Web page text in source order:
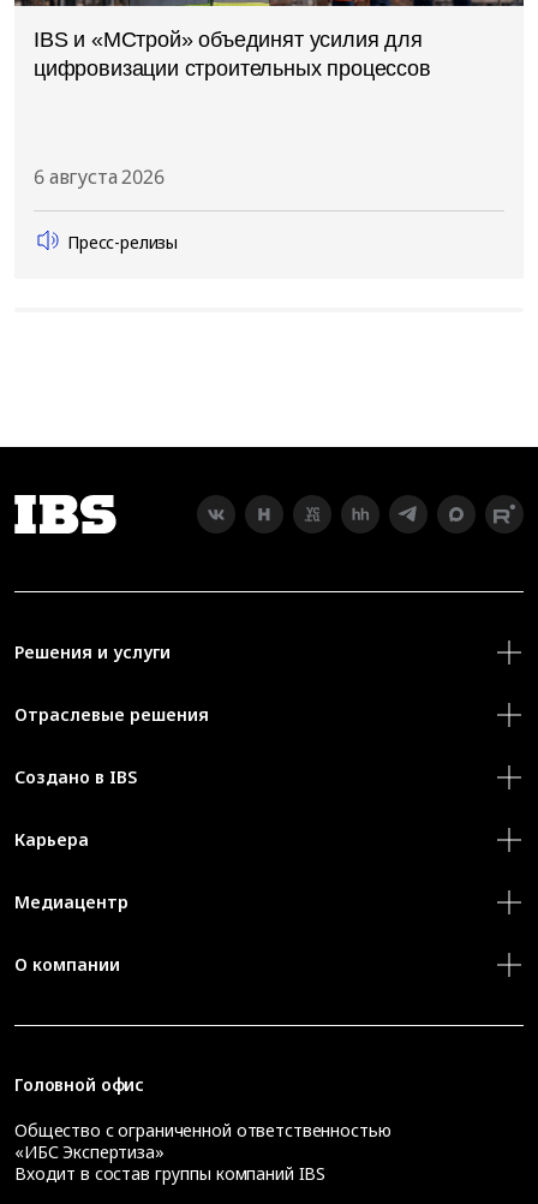
IBS и «МСтрой» объединят усилия для
цифровизации строительных процессов
6 августа 2026
Пресс-релизы
Решения и услуги
Отраслевые решения
Создано в IBS
Карьера
Медиацентр
О компании
Головной офис
Общество с ограниченной ответственностью
«ИБС Экспертиза»
Входит в состав группы компаний IBS